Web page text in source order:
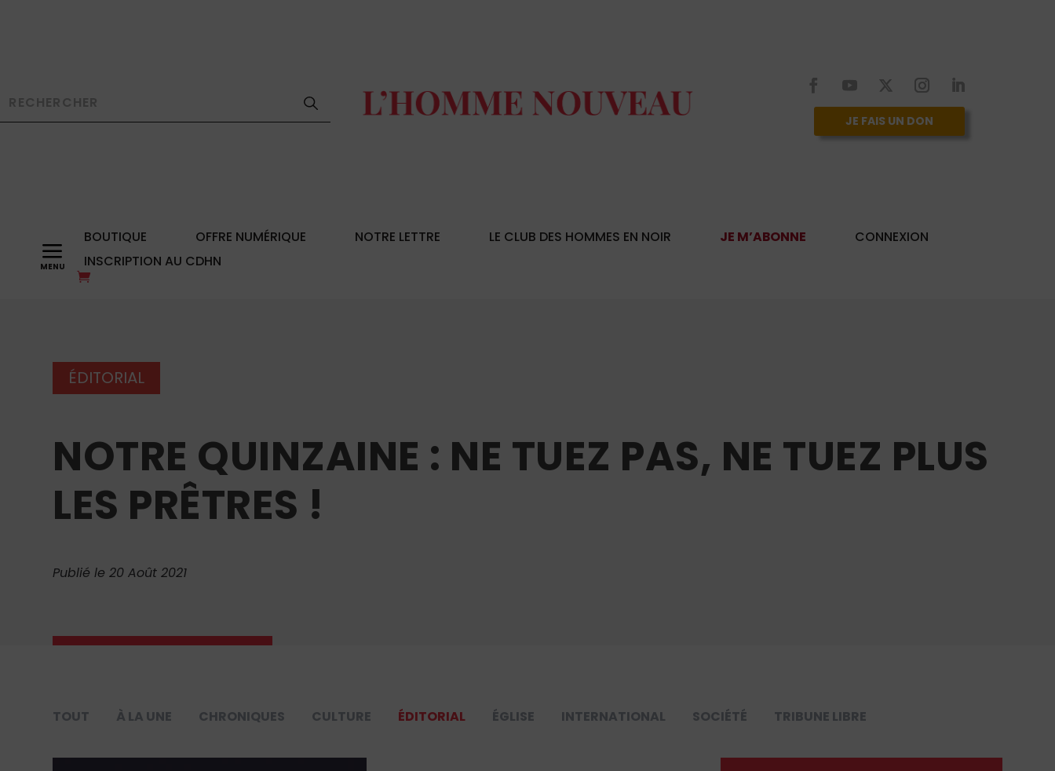
JE FAIS UN DON
a BOUTIQUE OFFRE NUMÉRIQUE NOTRE LETTRE LE CLUB DES HOMMES EN NOIR JE M’ABONNE
CONNEXION
INSCRIPTION AU CDHN
ÉDITORIAL
NOTRE QUINZAINE : NE TUEZ PAS, NE TUEZ PLUS
LES PRÊTRES !
Publié le 20 Août 2021
TOUT À LA UNE CHRONIQUES CULTURE ÉDITORIAL ÉGLISE INTERNATIONAL SOCIÉTÉ TRIBUNE LIBRE